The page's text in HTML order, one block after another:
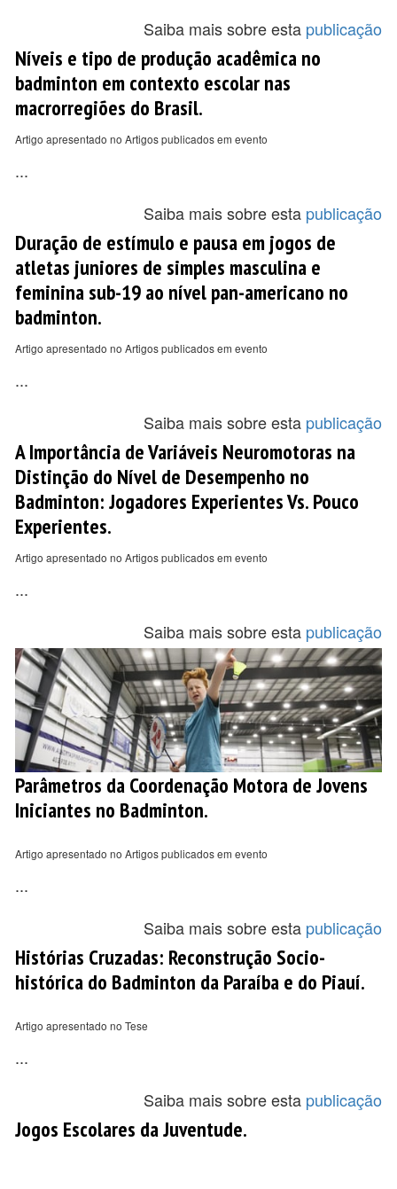
Saiba mais sobre esta publicação
Níveis e tipo de produção acadêmica no
badminton em contexto escolar nas
macrorregiões do Brasil.
Artigo apresentado no Artigos publicados em evento
...
Saiba mais sobre esta publicação
Duração de estímulo e pausa em jogos de
atletas juniores de simples masculina e
feminina sub-19 ao nível pan-americano no
badminton.
Artigo apresentado no Artigos publicados em evento
...
Saiba mais sobre esta publicação
A Importância de Variáveis Neuromotoras na
Distinção do Nível de Desempenho no
Badminton: Jogadores Experientes Vs. Pouco
Experientes.
Artigo apresentado no Artigos publicados em evento
...
Saiba mais sobre esta publicação
Parâmetros da Coordenação Motora de Jovens
Iniciantes no Badminton.
Artigo apresentado no Artigos publicados em evento
...
Saiba mais sobre esta publicação
Histórias Cruzadas: Reconstrução Socio-
histórica do Badminton da Paraíba e do Piauí.
Artigo apresentado no Tese
...
Saiba mais sobre esta publicação
Jogos Escolares da Juventude.